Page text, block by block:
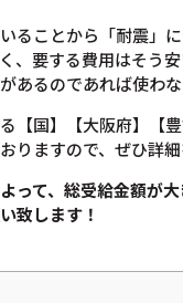
ることから「耐震」
、要する費用はそう安
あるのであれば使わ
【国】【大阪府】【
りますので、ぜひ詳
って、総受給金額が
致します！